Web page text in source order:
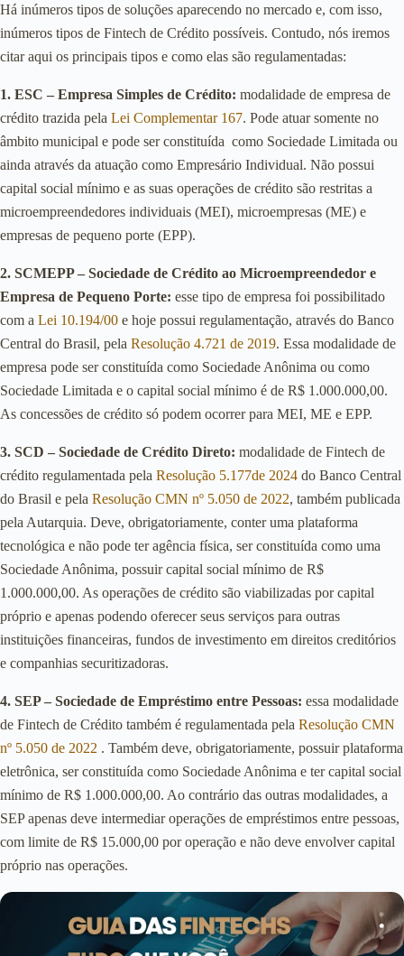
Há inúmeros tipos de soluções aparecendo no mercado e, com isso,
inúmeros tipos de Fintech de Crédito possíveis. Contudo, nós iremos
citar aqui os principais tipos e como elas são regulamentadas:
1. ESC – Empresa Simples de Crédito: modalidade de empresa de
crédito trazida pela Lei Complementar 167. Pode atuar somente no
âmbito municipal e pode ser constituída como Sociedade Limitada ou
ainda através da atuação como Empresário Individual. Não possui
capital social mínimo e as suas operações de crédito são restritas a
microempreendedores individuais (MEI), microempresas (ME) e
empresas de pequeno porte (EPP).
2. SCMEPP – Sociedade de Crédito ao Microempreendedor e
Empresa de Pequeno Porte: esse tipo de empresa foi possibilitado
com a Lei 10.194/00 e hoje possui regulamentação, através do Banco
Central do Brasil, pela Resolução 4.721 de 2019. Essa modalidade de
empresa pode ser constituída como Sociedade Anônima ou como
Sociedade Limitada e o capital social mínimo é de R$ 1.000.000,00.
As concessões de crédito só podem ocorrer para MEI, ME e EPP.
3. SCD – Sociedade de Crédito Direto: modalidade de Fintech de
crédito regulamentada pela Resolução 5.177de 2024 do Banco Central
do Brasil e pela Resolução CMN nº 5.050 de 2022, também publicada
pela Autarquia. Deve, obrigatoriamente, conter uma plataforma
tecnológica e não pode ter agência física, ser constituída como uma
Sociedade Anônima, possuir capital social mínimo de R$
1.000.000,00. As operações de crédito são viabilizadas por capital
próprio e apenas podendo oferecer seus serviços para outras
instituições financeiras, fundos de investimento em direitos creditórios
e companhias securitizadoras.
4. SEP – Sociedade de Empréstimo entre Pessoas: essa modalidade
de Fintech de Crédito também é regulamentada pela Resolução CMN
nº 5.050 de 2022 . Também deve, obrigatoriamente, possuir plataforma
eletrônica, ser constituída como Sociedade Anônima e ter capital social
mínimo de R$ 1.000.000,00. Ao contrário das outras modalidades, a
SEP apenas deve intermediar operações de empréstimos entre pessoas,
com limite de R$ 15.000,00 por operação e não deve envolver capital
próprio nas operações.